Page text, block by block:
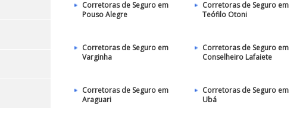
Corretoras de Seguro em
Pouso Alegre
Corretoras de Seguro em
Teófilo Otoni
Corretoras de Seguro em
Varginha
Corretoras de Seguro em
Conselheiro Lafaiete
Corretoras de Seguro em
Araguari
Corretoras de Seguro em
Ubá